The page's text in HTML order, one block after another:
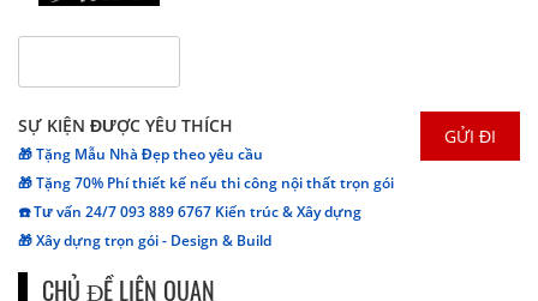
SỰ KIỆN ĐƯỢC YÊU THÍCH
🎁 Tặng Mẫu Nhà Đẹp theo yêu cầu
🎁 Tặng 70% Phí thiết kế nếu thi công nội thất trọn gói
☎️ Tư vấn 24/7 093 889 6767 Kiến trúc & Xây dựng
🎁 Xây dựng trọn gói - Design & Build
CHỦ ĐỀ LIÊN QUAN